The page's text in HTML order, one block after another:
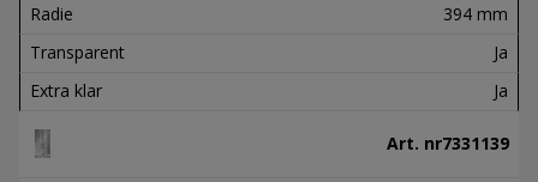
Radie
394 mm
Transparent
Ja
Extra klar
Ja
Art. nr7331139